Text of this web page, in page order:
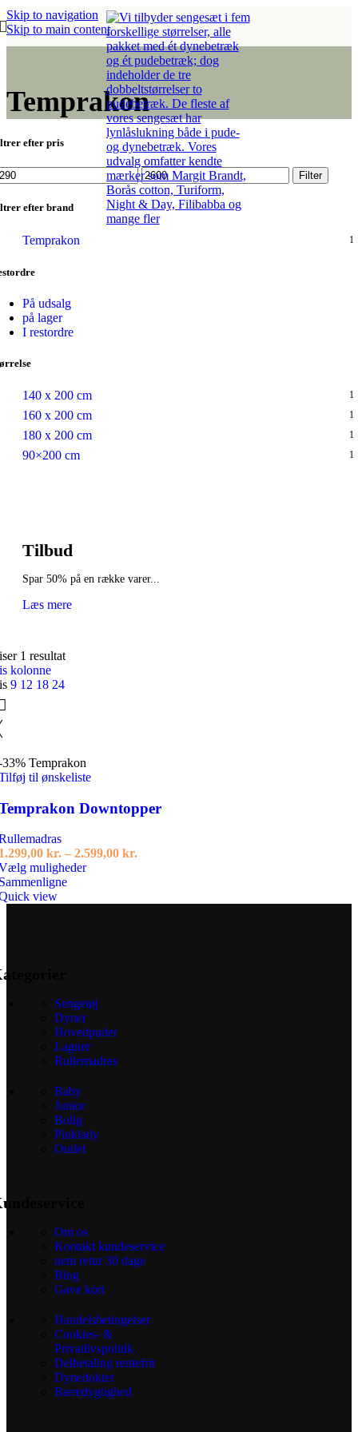
Skip to navigation
Skip to main content
Temprakon
efter pris
Højeste
pris
Filter
efter brand
Temprakon 1
På udsalg
på lager
I restordre
140 x 200 cm 1
160 x 200 cm 1
180 x 200 cm 1
90×200 cm 1
Tilbud
Spar 50% på en række varer...
Læs mere
1 resultat
kolonne
9 12 18 24
33% Temprakon
til ønskeliste
Downtopper
kr. – 2.599,00 kr.Prisinterval:
mulighederDette
varesiden
view
Sengetøj
Dyner
Hovedpuder
Lagner
Rullemadras
Baby
Junior
Bolig
Pinklady
Outlet
Om os
Kontakt kundeservice
nem retur 30 dage
Blog
Gave kort
Handelsbetingelser
Cookies- &
Privatlivspolitik
Delbetaling rentefrit
Dynedokter
Bæredygtighed